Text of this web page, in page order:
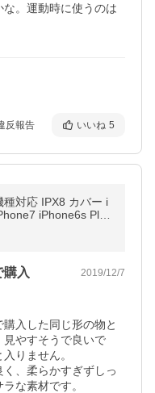
。運動時に使うのは
反報告 いいね 5
種対応 IPX8 カバー i
Plus
Xperia galaxy 携
購入 2019/12/7
入した同じ形の物と
やすそうで良いで
りません。
、柔らかすぎずしっ
な素材です。